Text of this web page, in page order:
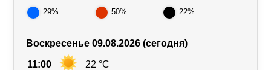
29% 50% 22%
Воскресенье 09.08.2026 (сегодня)
11:00 22 °C